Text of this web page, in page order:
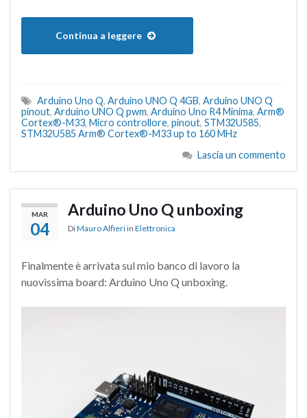
Continua a leggere
Arduino Uno Q, Arduino UNO Q 4GB, Arduino UNO Q
pinout, Arduino UNO Q pwm, Arduino Uno R4 Minima, Arm®
Cortex®-M33, Micro controllore, pinout, STM32U585,
STM32U585 Arm® Cortex®-M33 up to 160 MHz
Lascia un commento
MAR
04
Arduino Uno Q unboxing
DiMauro Alfieri in Elettronica
Finalmente è arrivata sul mio banco di lavoro la
nuovissima board: Arduino Uno Q unboxing